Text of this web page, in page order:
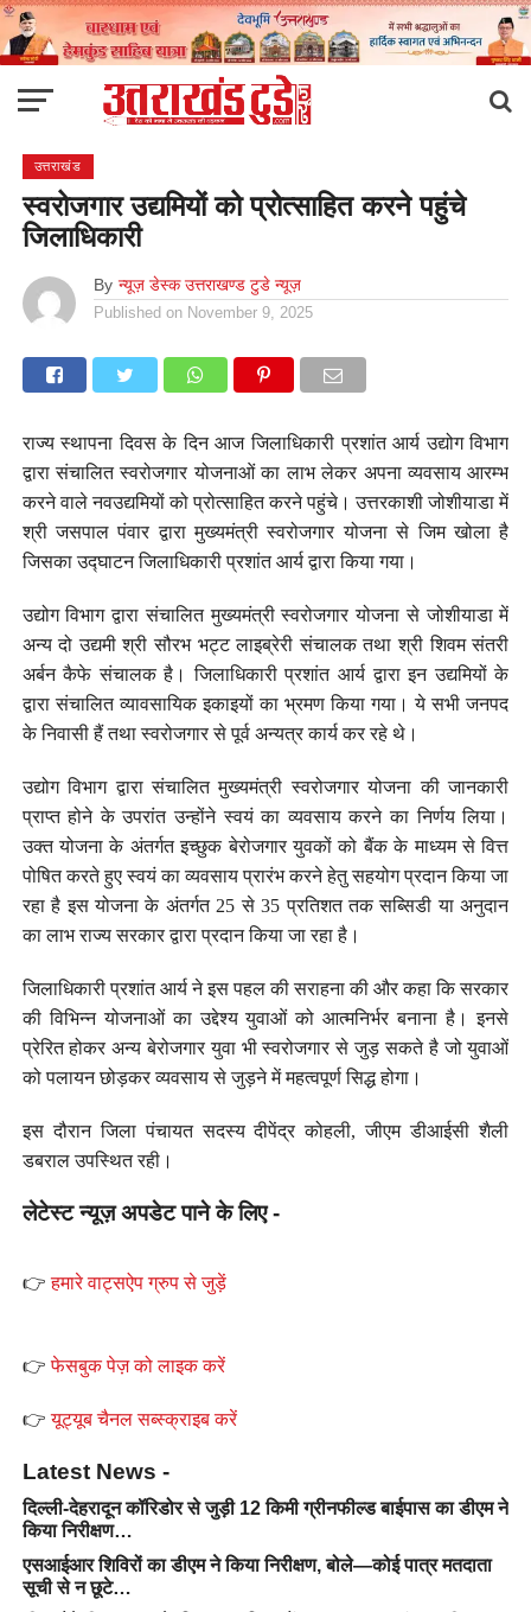
उत्तराखंड
स्वरोजगार उद्यमियों को प्रोत्साहित करने पहुंचे
जिलाधिकारी
By न्यूज़ डेस्क उत्तराखण्ड टुडे न्यूज़
Published on November 9, 2025
राज्य स्थापना दिवस के दिन आज जिलाधिकारी प्रशांत आर्य उद्योग विभाग
द्वारा संचालित स्वरोजगार योजनाओं का लाभ लेकर अपना व्यवसाय आरम्भ
करने वाले नवउद्यमियों को प्रोत्साहित करने पहुंचे। उत्तरकाशी जोशीयाडा में
श्री जसपाल पंवार द्वारा मुख्यमंत्री स्वरोजगार योजना से जिम खोला है
जिसका उद्घाटन जिलाधिकारी प्रशांत आर्य द्वारा किया गया।
उद्योग विभाग द्वारा संचालित मुख्यमंत्री स्वरोजगार योजना से जोशीयाडा में
अन्य दो उद्यमी श्री सौरभ भट्ट लाइब्रेरी संचालक तथा श्री शिवम संतरी
अर्बन कैफे संचालक है। जिलाधिकारी प्रशांत आर्य द्वारा इन उद्यमियों के
द्वारा संचालित व्यावसायिक इकाइयों का भ्रमण किया गया। ये सभी जनपद
के निवासी हैं तथा स्वरोजगार से पूर्व अन्यत्र कार्य कर रहे थे।
उद्योग विभाग द्वारा संचालित मुख्यमंत्री स्वरोजगार योजना की जानकारी
प्राप्त होने के उपरांत उन्होंने स्वयं का व्यवसाय करने का निर्णय लिया।
उक्त योजना के अंतर्गत इच्छुक बेरोजगार युवकों को बैंक के माध्यम से वित्त
पोषित करते हुए स्वयं का व्यवसाय प्रारंभ करने हेतु सहयोग प्रदान किया जा
रहा है इस योजना के अंतर्गत 25 से 35 प्रतिशत तक सब्सिडी या अनुदान
का लाभ राज्य सरकार द्वारा प्रदान किया जा रहा है।
जिलाधिकारी प्रशांत आर्य ने इस पहल की सराहना की और कहा कि सरकार
की विभिन्न योजनाओं का उद्देश्य युवाओं को आत्मनिर्भर बनाना है। इनसे
प्रेरित होकर अन्य बेरोजगार युवा भी स्वरोजगार से जुड़ सकते है जो युवाओं
को पलायन छोड़कर व्यवसाय से जुड़ने में महत्वपूर्ण सिद्ध होगा।
इस दौरान जिला पंचायत सदस्य दीपेंद्र कोहली, जीएम डीआईसी शैली
डबराल उपस्थित रही।
लेटेस्ट न्यूज़ अपडेट पाने के लिए -
👉हमारे वाट्सऐप ग्रुप से जुड़ें
👉फेसबुक पेज़ को लाइक करें
👉यूट्यूब चैनल सब्स्क्राइब करें
Latest News -
दिल्ली-देहरादून कॉरिडोर से जुड़ी 12 किमी ग्रीनफील्ड बाईपास का डीएम ने
किया निरीक्षण…
एसआईआर शिविरों का डीएम ने किया निरीक्षण, बोले—कोई पात्र मतदाता
सूची से न छूटे…